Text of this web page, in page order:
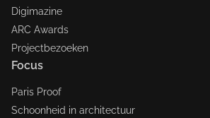
Digimazine
ARC Awards
Projectbezoeken
Focus
Paris Proof
Schoonheid in architectuur